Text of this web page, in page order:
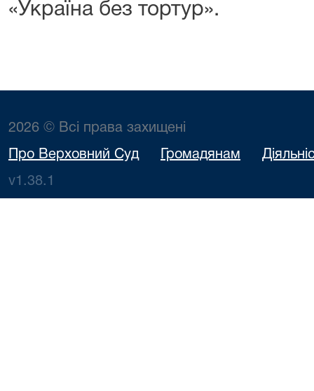
«Україна без тортур».
2026 © Всі права захищені
Про Верховний Суд Громадянам
v1.38.1